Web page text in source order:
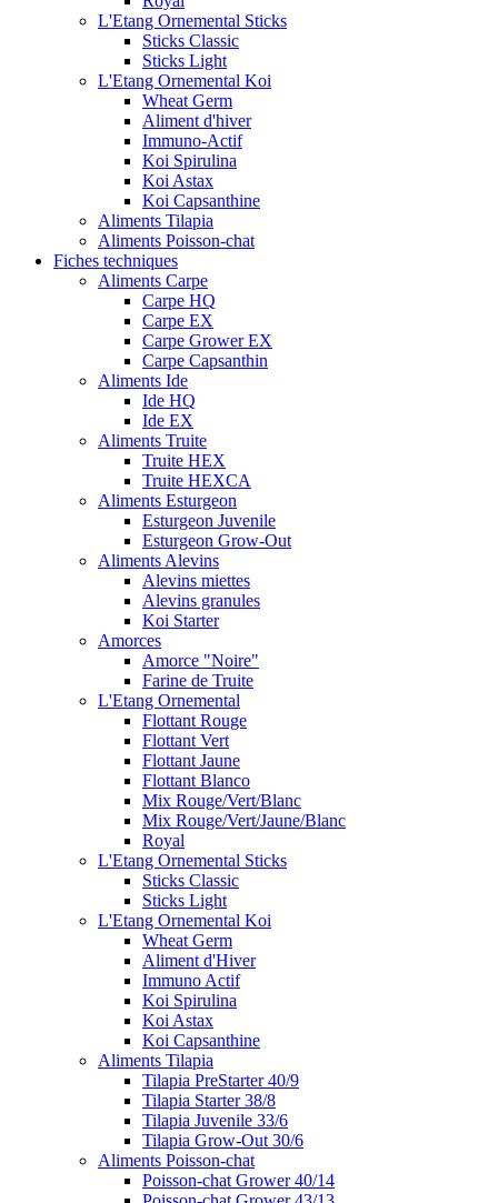
L'Etang Ornemental Sticks
Sticks Classic
Sticks Light
L'Etang Ornemental Koi
Wheat Germ
Aliment d'hiver
Immuno-Actif
Koi Spirulina
Koi Astax
Koi Capsanthine
Aliments Tilapia
Aliments Poisson-chat
Fiches techniques
Aliments Carpe
Carpe HQ
Carpe EX
Carpe Grower EX
Carpe Capsanthin
Aliments Ide
Ide HQ
Ide EX
Aliments Truite
Truite HEX
Truite HEXCA
Aliments Esturgeon
Esturgeon Juvenile
Esturgeon Grow-Out
Aliments Alevins
Alevins miettes
Alevins granules
Koi Starter
Amorces
Amorce "Noire"
Farine de Truite
L'Etang Ornemental
Flottant Rouge
Flottant Vert
Flottant Jaune
Flottant Blanco
Mix Rouge/Vert/Blanc
Mix Rouge/Vert/Jaune/Blanc
Royal
L'Etang Ornemental Sticks
Sticks Classic
Sticks Light
L'Etang Ornemental Koi
Wheat Germ
Aliment d'Hiver
Immuno Actif
Koi Spirulina
Koi Astax
Koi Capsanthine
Aliments Tilapia
Tilapia PreStarter 40/9
Tilapia Starter 38/8
Tilapia Juvenile 33/6
Tilapia Grow-Out 30/6
Aliments Poisson-chat
Poisson-chat Grower 40/14